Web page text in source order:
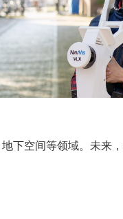
下空间等领域。未来